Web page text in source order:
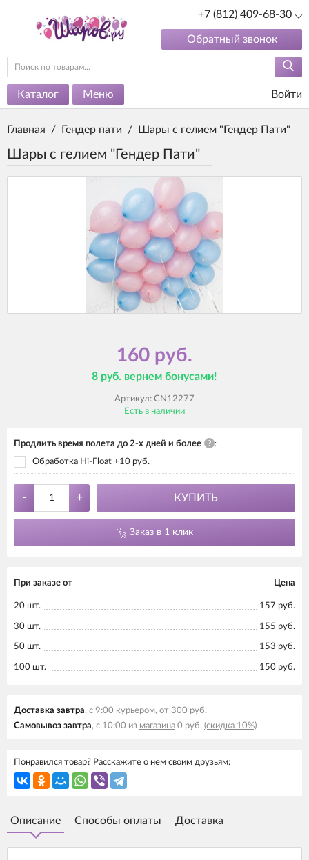
+7 (812) 409-68-30
Обратный звонок
Каталог Меню Войти
Главная / Гендер пати / Шары с гелием "Гендер Пати"
Шары с гелием "Гендер Пати"
160 руб.
8 руб. вернем бонусами!
Артикул: CN12277
Есть в наличии
Продлить время полета до 2-х дней и более ? :
Обработка Hi-Float +10 руб.
- + КУПИТЬ
Заказ в 1 клик
При заказе от Цена
20 шт. 157 руб.
30 шт. 155 руб.
50 шт. 153 руб.
100 шт. 150 руб.
Доставка завтра, с 9:00 курьером, от 300 руб.
Самовывоз завтра, с 10:00 из магазина 0 руб. (скидка 10%)
Понравился товар? Расскажите о нем своим друзьям:
Описание Способы оплаты Доставка